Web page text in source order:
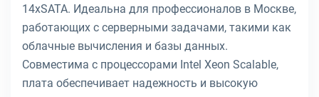
14xSATA. Идеальна для профессионалов в Москве,
работающих с серверными задачами, такими как
облачные вычисления и базы данных.
Совместима с процессорами Intel Xeon Scalable,
плата обеспечивает надежность и высокую